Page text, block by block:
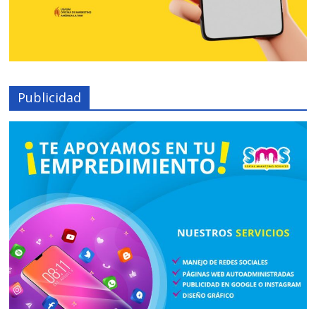
Publicidad